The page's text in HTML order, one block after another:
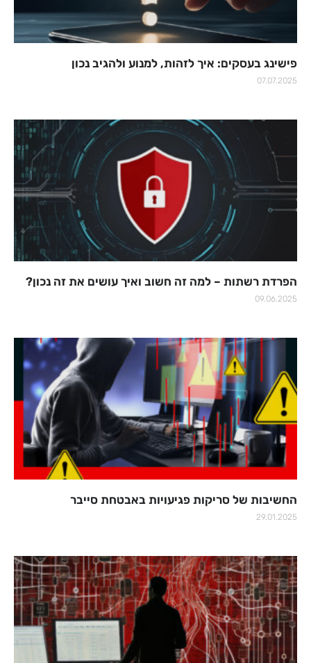
פישינג בעסקים: איך לזהות, למנוע ולהגיב נכון
07.07.2025
הפרדת רשתות – למה זה חשוב ואיך עושים את זה נכון?
09.06.2025
החשיבות של סריקות פגיעויות באבטחת סייבר
29.01.2025